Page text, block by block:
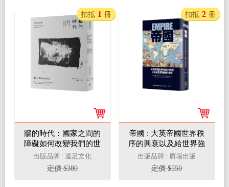
牆的時代：國家之間的
障礙如何改變我們的世
界
出版品牌 : 遠足文化
定價 $380
扣抵 1 冊
帝國 : 大英帝國世界秩
序的興衰以及給世界強
權的啟示
出版品牌 : 廣場出版
定價 $550
扣抵 2 冊